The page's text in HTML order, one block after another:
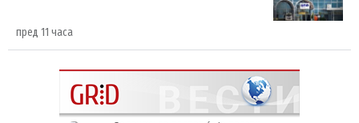
пред 11 часа